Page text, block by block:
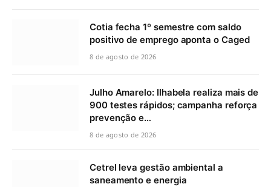
Cotia fecha 1º semestre com saldo
positivo de emprego aponta o Caged
8 de agosto de 2026
Julho Amarelo: Ilhabela realiza mais de
900 testes rápidos; campanha reforça
prevenção e…
8 de agosto de 2026
Cetrel leva gestão ambiental a
saneamento e energia